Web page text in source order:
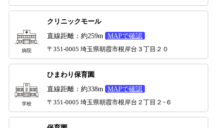
病院
クリニックモール
直線距離：約259m
MAPで確認
〒351-0005 埼玉県朝霞市根岸台３丁目２０
学校
ひまわり保育園
直線距離：約338m
MAPで確認
〒351-0005 埼玉県朝霞市根岸台２丁目２−６